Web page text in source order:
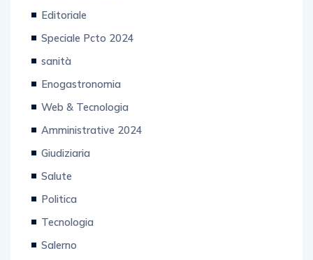
Editoriale
Speciale Pcto 2024
sanità
Enogastronomia
Web & Tecnologia
Amministrative 2024
Giudiziaria
Salute
Politica
Tecnologia
Salerno